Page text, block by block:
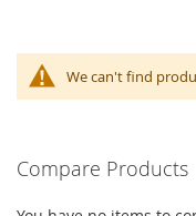
We can't find
Compare Products